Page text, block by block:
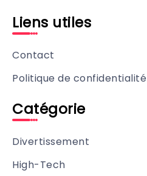
Liens utiles
Contact
Politique de confidentialité
Catégorie
Divertissement
High-Tech